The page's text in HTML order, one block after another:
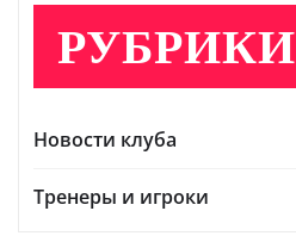
РУБРИКИ
Новости клуба
Тренеры и игроки